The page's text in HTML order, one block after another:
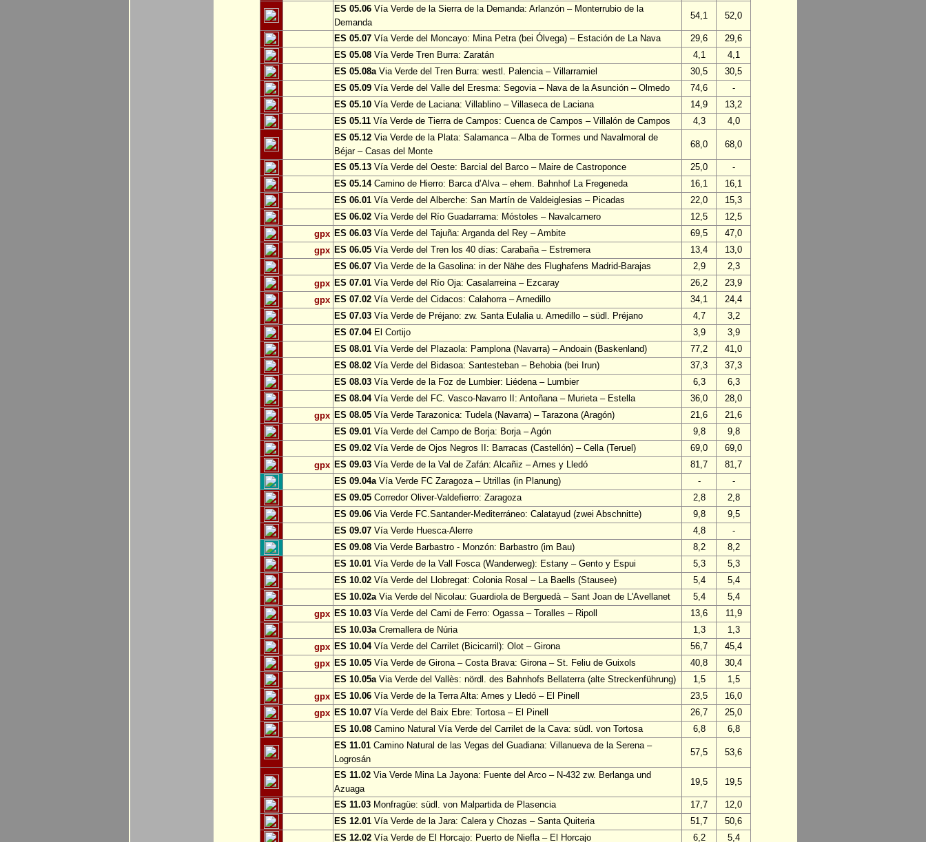
ES 05.06 Vía Verde de la Sierra de la Demanda: Arlanzón – Monterrubio de la
Demanda
54,1 52,0
ES 05.07 Vía Verde del Moncayo: Mina Petra (bei Ólvega) – Estación de La Nava 29,6
29,6
ES 05.08 Vía Verde Tren Burra: Zaratán 4,1
4,1
ES 05.08aVia Verde del Tren Burra: westl. Palencia – Villarramiel 30,5
30,5
ES 05.09 Vía Verde del Valle del Eresma: Segovia – Nava de la Asunción – Olmedo 74,6
-
ES 05.10 Vía Verde de Laciana: Villablino – Villaseca de Laciana 14,9
13,2
ES 05.11 Vía Verde de Tierra de Campos: Cuenca de Campos – Villalón de Campos 4,3
4,0
ES 05.12 Via Verde de la Plata: Salamanca – Alba de Tormes und Navalmoral de
Béjar – Casas del Monte
68,0 68,0
ES 05.13 Vía Verde del Oeste: Barcial del Barco – Maire de Castroponce 25,0
-
ES 05.14Camino de Hierro: Barca d’Alva – ehem. Bahnhof La Fregeneda 16,1
16,1
ES 06.01 Vía Verde del Alberche: San Martín de Valdeiglesias – Picadas 22,0
15,3
ES 06.02 Vía Verde del Río Guadarrama: Móstoles – Navalcarnero 12,5
12,5
gpx ES 06.03 Vía Verde del Tajuña: Arganda del Rey – Ambite 69,5
47,0
gpx ES 06.05 Vía Verde del Tren los 40 días: Carabaña – Estremera 13,4
13,0
ES 06.07 Vìa Verde de la Gasolina: in der Nähe des Flughafens Madrid-Barajas 2,9
2,3
gpx ES 07.01 Vía Verde del Río Oja: Casalarreina – Ezcaray 26,2
23,9
gpx ES 07.02 Vía Verde del Cidacos: Calahorra – Arnedillo 34,1
24,4
ES 07.03 Vía Verde de Préjano: zw. Santa Eulalia u. Arnedillo – südl. Préjano 4,7
3,2
ES 07.04El Cortijo 3,9
3,9
ES 08.01 Vía Verde del Plazaola: Pamplona (Navarra) – Andoain (Baskenland) 77,2
41,0
ES 08.02 Vía Verde del Bidasoa: Santesteban – Behobia (bei Irun) 37,3
37,3
ES 08.03 Vía Verde de la Foz de Lumbier: Liédena – Lumbier 6,3
6,3
ES 08.04Vía Verde del FC. Vasco-Navarro II: Antoñana – Murieta – Estella 36,0
28,0
gpx ES 08.05 Vía Verde Tarazonica: Tudela (Navarra) – Tarazona (Aragón) 21,6
21,6
ES 09.01 Vía Verde del Campo de Borja: Borja – Agón 9,8
9,8
ES 09.02 Vía Verde de Ojos Negros II: Barracas (Castellón) – Cella (Teruel) 69,0
69,0
gpx ES 09.03 Vía Verde de la Val de Zafán: Alcañiz – Arnes y Lledó 81,7
81,7
ES 09.04aVía Verde FC Zaragoza – Utrillas (in Planung) -
-
ES 09.05 Corredor Oliver-Valdefierro: Zaragoza 2,8
2,8
ES 09.06 Via Verde FC.Santander-Mediterráneo: Calatayud (zwei Abschnitte) 9,8
9,5
ES 09.07 Vía Verde Huesca-Alerre 4,8
-
ES 09.08 Via Verde Barbastro - Monzón: Barbastro (im Bau) 8,2
8,2
ES 10.01 Vía Verde de la Vall Fosca (Wanderweg): Estany – Gento y Espui 5,3
5,3
ES 10.02 Vía Verde del Llobregat: Colonia Rosal – La Baells (Stausee) 5,4
5,4
ES 10.02aVia Verde del Nicolau: Guardiola de Berguedà – Sant Joan de L'Avellanet 5,4
5,4
gpx ES 10.03 Vía Verde del Cami de Ferro: Ogassa – Toralles – Ripoll 13,6
11,9
ES 10.03aCremallera de Núria 1,3
1,3
gpx ES 10.04Vía Verde del Carrilet (Bicicarril): Olot – Girona 56,7
45,4
gpx ES 10.05 Vía Verde de Girona – Costa Brava: Girona – St. Feliu de Guixols 40,8
30,4
ES 10.05aVia Verde del Vallès: nördl. des Bahnhofs Bellaterra (alte Streckenführung) 1,5
1,5
gpx ES 10.06 Vía Verde de la Terra Alta: Arnes y Lledó – El Pinell 23,5
16,0
gpx ES 10.07 Vía Verde del Baix Ebre: Tortosa – El Pinell 26,7
25,0
ES 10.08 Camino Natural Vía Verde del Carrilet de la Cava: südl. von Tortosa 6,8
6,8
ES 11.01 Camino Natural de las Vegas del Guadiana: Villanueva de la Serena –
Logrosán
57,5 53,6
ES 11.02 Via Verde Mina La Jayona: Fuente del Arco – N-432 zw. Berlanga und
Azuaga
19,5 19,5
ES 11.03 Monfragüe: südl. von Malpartida de Plasencia 17,7
12,0
ES 12.01 Vía Verde de la Jara: Calera y Chozas – Santa Quiteria 51,7
50,6
ES 12.02 Vía Verde de El Horcajo: Puerto de Niefla – El Horcajo 6,2 5,4